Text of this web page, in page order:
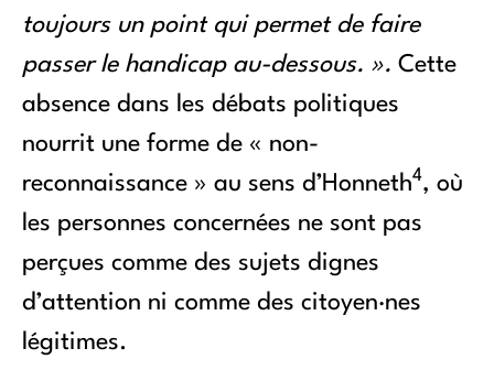
toujours un point qui permet de faire
passer le handicap au-dessous. ». Cette
absence dans les débats politiques
nourrit une forme de « non-
reconnaissance » au sens d’Honneth4, où
les personnes concernées ne sont pas
perçues comme des sujets dignes
d’attention ni comme des citoyen·nes
légitimes.